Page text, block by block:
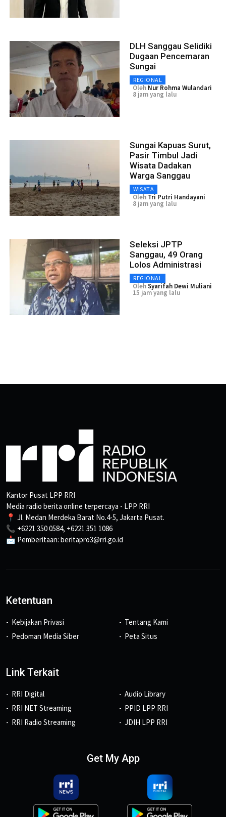
DLH Sanggau Selidiki
Dugaan Pencemaran
Sungai
REGIONAL
Oleh Nur Rohma Wulandari
8 jam yang lalu
Sungai Kapuas Surut,
Pasir Timbul Jadi
Wisata Dadakan
Warga Sanggau
WISATA
Oleh Tri Putri Handayani
8 jam yang lalu
Seleksi JPTP
Sanggau, 49 Orang
Lolos Administrasi
REGIONAL
OlehSyarifah Dewi Muliani
15 jam yang lalu
Kantor Pusat LPP RRI
Media radio berita online terpercaya - LPP RRI
📍 Jl. Medan Merdeka Barat No.4-5, Jakarta Pusat.
📞 +6221 350 0584, +6221 351 1086
📩 Pemberitaan: beritapro3@rri.go.id
Ketentuan
Kebijakan Privasi
Pedoman Media Siber
Tentang Kami
Peta Situs
Link Terkait
RRI Digital
RRI NET Streaming
RRI Radio Streaming
Audio Library
PPID LPP RRI
JDIH LPP RRI
Get My App